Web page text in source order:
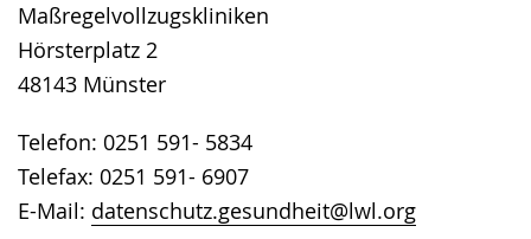
Maßregelvollzugskliniken
Hörsterplatz 2
48143 Münster
Telefon: 0251 591- 5834
Telefax: 0251 591- 6907
E-Mail: datenschutz.gesundheit@lwl.org